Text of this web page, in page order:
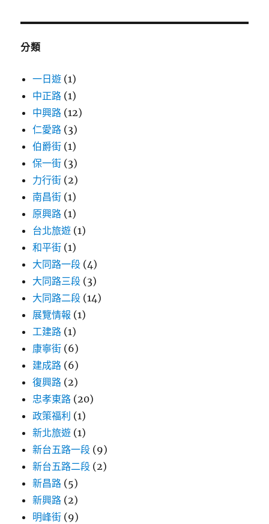
鍵
分類
一日遊 (1)
中正路 (1)
中興路 (12)
仁愛路 (3)
伯爵街 (1)
保一街 (3)
力行街 (2)
南昌街 (1)
原興路 (1)
台北旅遊 (1)
和平街 (1)
大同路一段 (4)
大同路三段 (3)
大同路二段 (14)
展覽情報 (1)
工建路 (1)
康寧街 (6)
建成路 (6)
復興路 (2)
忠孝東路 (20)
政策福利 (1)
新北旅遊 (1)
新台五路一段 (9)
新台五路二段 (2)
新昌路 (5)
新興路 (2)
明峰街 (9)